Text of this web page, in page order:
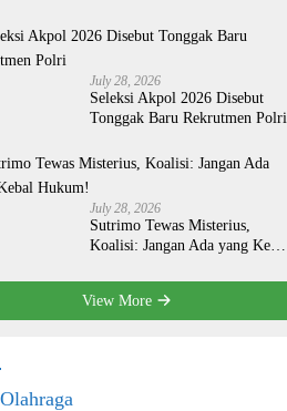
July 28, 2026
Seleksi Akpol 2026 Disebut
Tonggak Baru Rekrutmen Polri
July 28, 2026
Sutrimo Tewas Misterius,
Koalisi: Jangan Ada yang Kebal
View More